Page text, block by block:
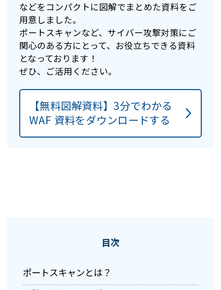
などをコンパクトに図解でまとめた資料をご
用意しました。
ポートスキャンなど、サイバー攻撃対策にご
関心のある方にとって、お役立ちできる資料
となっております！
ぜひ、ご活用ください。
【無料図解資料】3分でわかる
WAF 資料をダウンロードする
目次
ポートスキャンとは？